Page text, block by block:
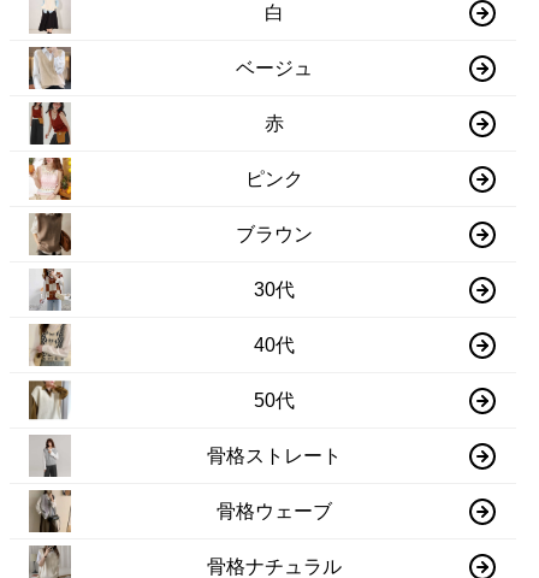
白
ベージュ
赤
ピンク
ブラウン
30代
40代
50代
骨格ストレート
骨格ウェーブ
骨格ナチュラル